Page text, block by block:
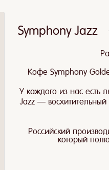
Symphony Jazz
Кофе Symphony
У каждого из нас есть
Jazz —
Российский
который